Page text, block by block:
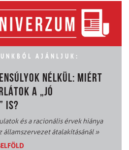
AJÁNLJUK:
NÉLKÜL: MIÉRT
A „JÓ
IS?
és a racionális érvek hiánya
államszervezet átalakításánál»